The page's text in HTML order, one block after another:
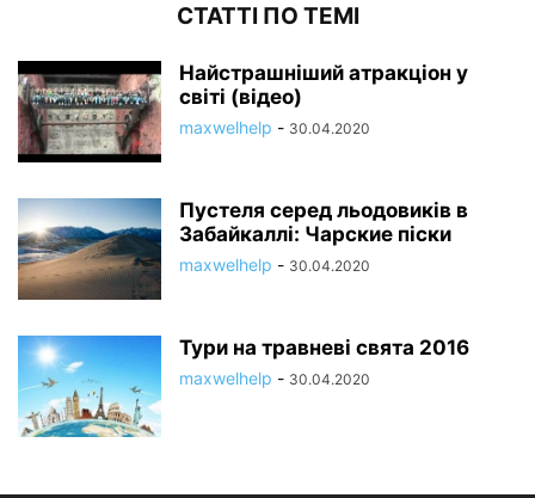
СТАТТІ ПО ТЕМІ
Найстрашніший атракціон у
світі (відео)
maxwelhelp - 30.04.2020
Пустеля серед льодовиків в
Забайкаллі: Чарские піски
maxwelhelp - 30.04.2020
Тури на травневі свята 2016
maxwelhelp - 30.04.2020